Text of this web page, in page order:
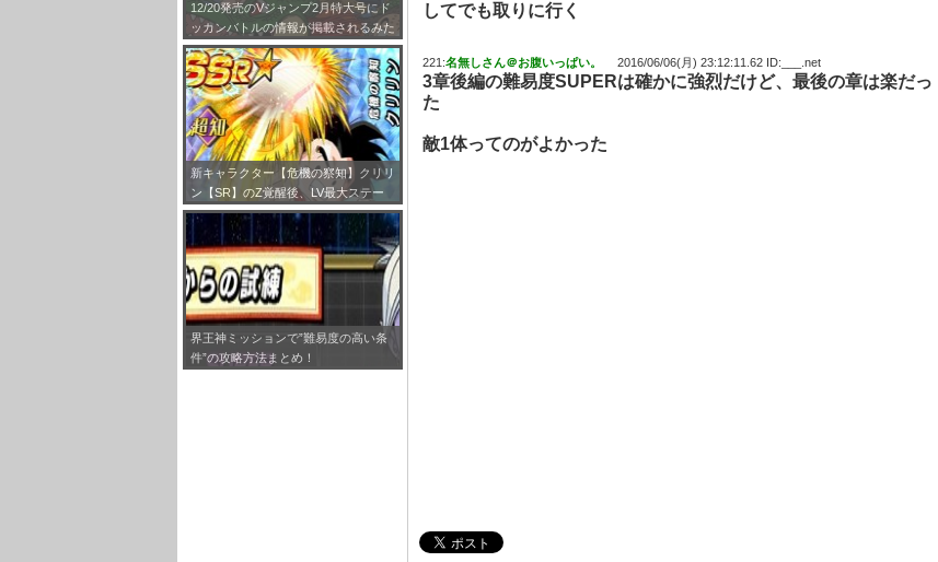
12/20発売のVジャンプ2月特大号にド
ッカンバトルの情報が掲載されるみた
いだぞ！
新キャラクター【危機の察知】クリリ
ン【SR】のZ覚醒後、LV最大ステー
タスが判明しました！
界王神ミッションで”難易度の高い条
件”の攻略方法まとめ！
してでも取りに行く
221:名無しさん＠お腹いっぱい。 2016/06/06(月) 23:12:11.62 ID:___.net
3章後編の難易度SUPERは確かに強烈だけど、最後の章は楽だっ
た
敵1体ってのがよかった